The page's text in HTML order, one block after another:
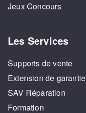
Jeux Concours
Les Services
Supports de vente
Extension de garantie
SAV Réparation
Formation